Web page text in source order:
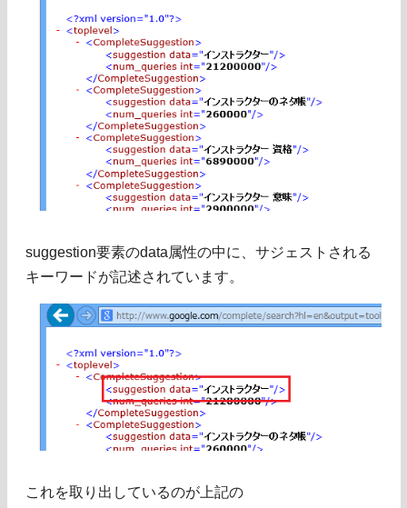
suggestion要素のdata属性の中に、サジェストされる
キーワードが記述されています。
これを取り出しているのが上記の